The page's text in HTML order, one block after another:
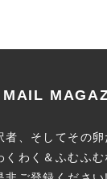
MAIL
者、そしてその
くわく＆ふむふ